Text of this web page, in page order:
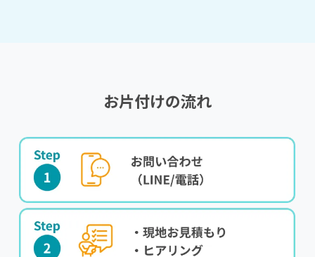
お片付けの流れ